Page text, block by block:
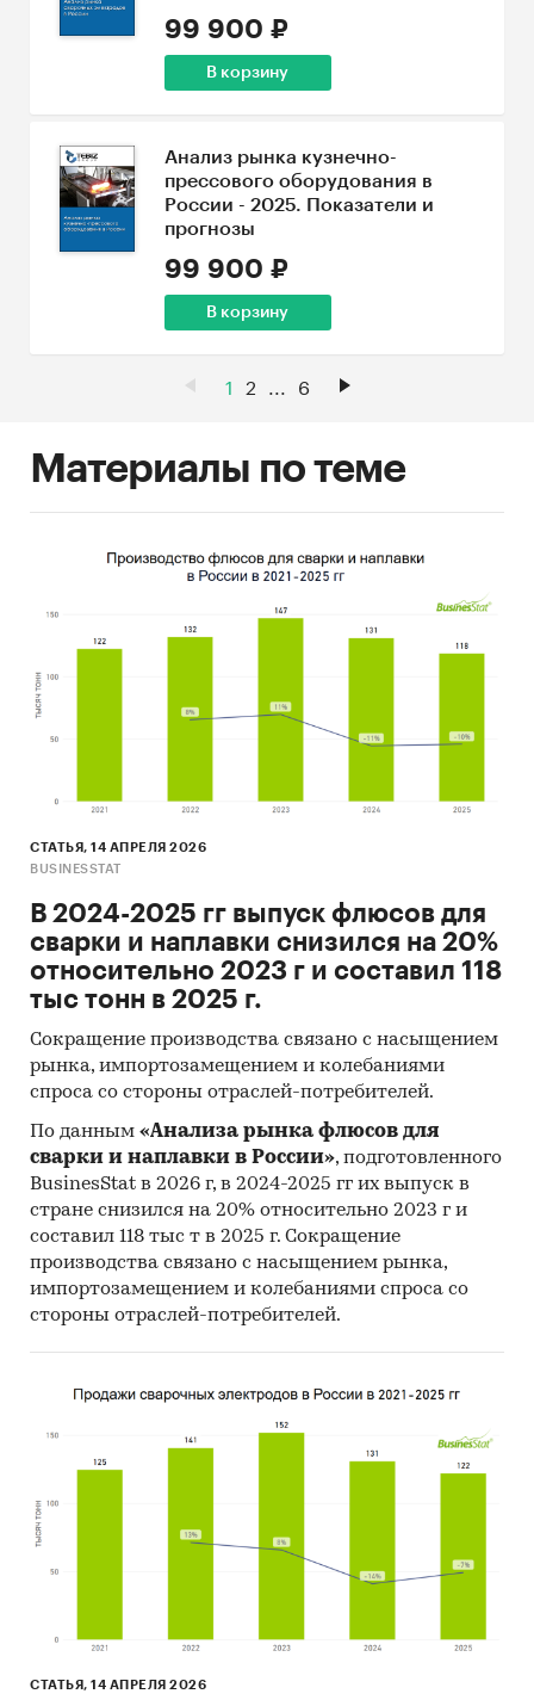
99 900 ₽
В корзину
Анализ рынка кузнечно-
прессового оборудования в
России - 2025. Показатели и
прогнозы
99 900 ₽
В корзину
1 2 ... 6
Материалы по теме
СТАТЬЯ, 14 АПРЕЛЯ 2026
BUSINESSTAT
В 2024-2025 гг выпуск флюсов для
сварки и наплавки снизился на 20%
относительно 2023 г и составил 118
тыс тонн в 2025 г.
Сокращение производства связано с насыщением
рынка, импортозамещением и колебаниями
спроса со стороны отраслей-потребителей.
По данным «Анализа рынка флюсов для
сварки и наплавки в России», подготовленного
BusinesStat в 2026 г, в 2024-2025 гг их выпуск в
стране снизился на 20% относительно 2023 г и
составил 118 тыс т в 2025 г. Сокращение
производства связано с насыщением рынка,
импортозамещением и колебаниями спроса со
стороны отраслей-потребителей.
СТАТЬЯ, 14 АПРЕЛЯ 2026